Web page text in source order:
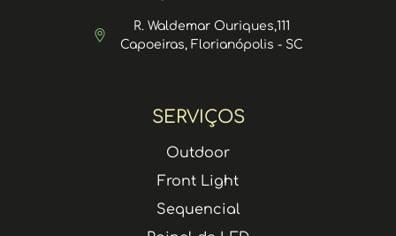
SERVIÇOS
Outdoor
Front Light
Sequencial
R. Waldemar Ouriques,111
Capoeiras, Florianópolis - SC